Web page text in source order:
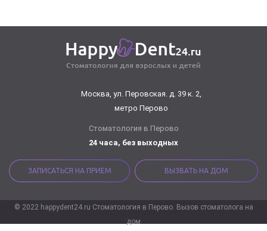
Москва, ул. Перовская. д. 39 к. 2,
метро Перово
Стоматология в Перово
24 часа, без выходных
ЗАПИСАТЬСЯ НА ПРИЕМ ВЫЗВАТЬ НА ДОМ
© 2022 happydent24.ru Стоматология в Перово. Вызов стоматолога на
дом